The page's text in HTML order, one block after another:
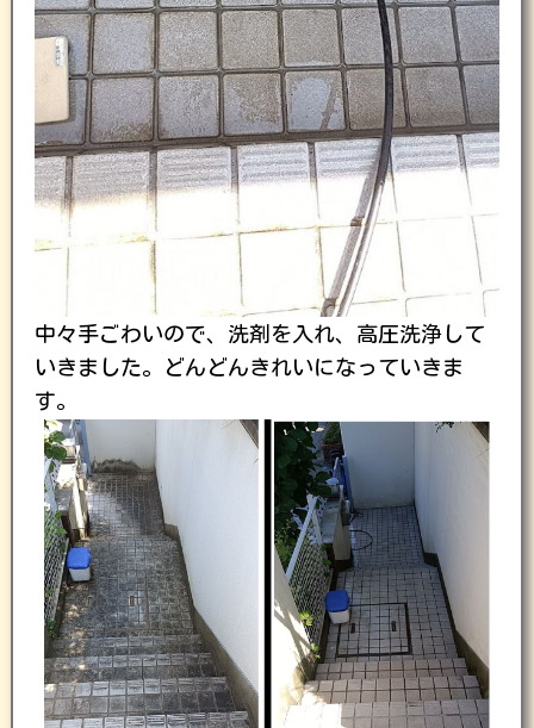
中々手ごわいので、洗剤を入れ、高圧洗浄して
いきました。どんどんきれいになっていきま
す。